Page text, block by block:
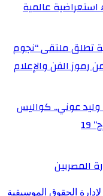
عالمية
تطلق ملتقى “نجوم
الفن والإعلام
عوني.. كواليس
المصريين